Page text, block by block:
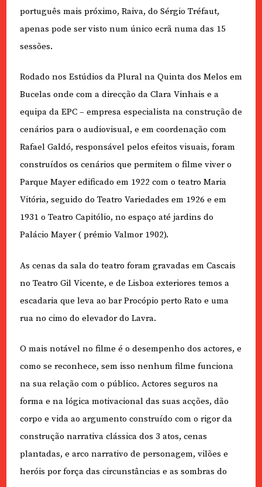
português mais próximo, Raiva, do Sérgio Tréfaut,
apenas pode ser visto num único ecrã numa das 15
sessões.
Rodado nos Estúdios da Plural na Quinta dos Melos em
Bucelas onde com a direcção da Clara Vinhais e a
equipa da EPC – empresa especialista na construção de
cenários para o audiovisual, e em coordenação com
Rafael Galdó, responsável pelos efeitos visuais, foram
construídos os cenários que permitem o filme viver o
Parque Mayer edificado em 1922 com o teatro Maria
Vitória, seguido do Teatro Variedades em 1926 e em
1931 o Teatro Capitólio, no espaço até jardins do
Palácio Mayer ( prémio Valmor 1902).
As cenas da sala do teatro foram gravadas em Cascais
no Teatro Gil Vicente, e de Lisboa exteriores temos a
escadaria que leva ao bar Procópio perto Rato e uma
rua no cimo do elevador do Lavra.
O mais notável no filme é o desempenho dos actores, e
como se reconhece, sem isso nenhum filme funciona
na sua relação com o público. Actores seguros na
forma e na lógica motivacional das suas acções, dão
corpo e vida ao argumento construído com o rigor da
construção narrativa clássica dos 3 atos, cenas
plantadas, e arco narrativo de personagem, vilões e
heróis por força das circunstâncias e as sombras do